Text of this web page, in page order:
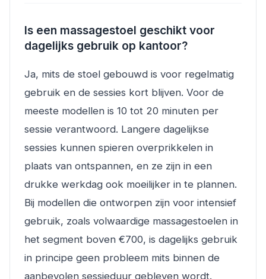
Is een massagestoel geschikt voor
dagelijks gebruik op kantoor?
Ja, mits de stoel gebouwd is voor regelmatig
gebruik en de sessies kort blijven. Voor de
meeste modellen is 10 tot 20 minuten per
sessie verantwoord. Langere dagelijkse
sessies kunnen spieren overprikkelen in
plaats van ontspannen, en ze zijn in een
drukke werkdag ook moeilijker in te plannen.
Bij modellen die ontworpen zijn voor intensief
gebruik, zoals volwaardige massagestoelen in
het segment boven €700, is dagelijks gebruik
in principe geen probleem mits binnen de
aanbevolen sessieduur gebleven wordt.